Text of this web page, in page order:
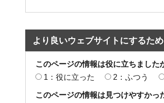
より良いウェブサイトにするた
このページの情報は役に立ちました
1：役に立った
2：ふつう
このページの情報は見つけやすかっ